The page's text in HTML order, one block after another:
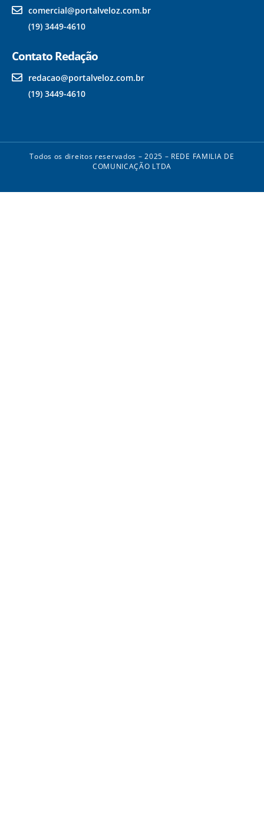
comercial@portalveloz.com.br
(19) 3449-4610
Contato Redação
redacao@portalveloz.com.br
(19) 3449-4610
Todos os direitos reservados – 2025 – REDE FAMILIA DE
COMUNICAÇÃO LTDA